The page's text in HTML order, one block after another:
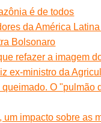
é de todos
da América
Bolsonaro
refazer a imagem
ex-ministro da
queimado. O "pulmão
um impacto sobre as